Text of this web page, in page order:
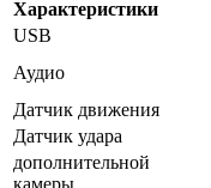
Характеристики
USB
Аудио
Датчик движения
Датчик удара
дополнительной
камеры